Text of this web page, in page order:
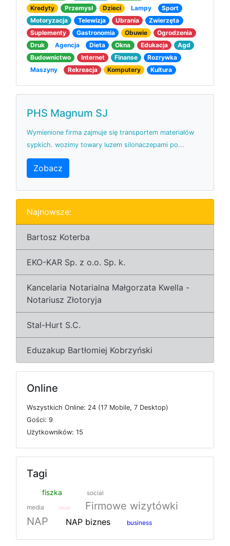
Kredyty
Przemysł Dzieci Lampy
Sport
Motoryzacja
Telewizja Ubrania
Zwierzęta
Suplementy
Gastronomia Obuwie
Ogrodzenia
Druk
Agencja Dieta Okna Edukacja
Agd
Budownictwo
Internet Finanse
Rozrywka
Maszyny
Rekreacja Komputery Kultura
PHS Magnum SJ
Wymienione firma zajmuje się transportem materiałów
sypkich. wozimy towary luzem silonaczepami po...
Zobacz
Najnowsze:
Bartosz Koterba
EKO-KAR Sp. z o.o. Sp. k.
Kancelaria Notarialna Małgorzata Kwella -
Notariusz Złotoryja
Stal-Hurt S.C.
Eduzakup Bartłomiej Kobrzyński
Online
Wszystkich Online: 24 (17 Mobile, 7 Desktop)
Gości: 9
Użytkowników: 15
Tagi
fiszka
social
media
forum
Firmowe wizytówki
NAP
NAP biznes business